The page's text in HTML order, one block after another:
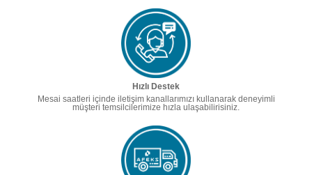
Hızlı Destek
Mesai saatleri içinde iletişim kanallarımızı kullanarak deneyimli
müşteri temsilcilerimize hızla ulaşabilirisiniz.